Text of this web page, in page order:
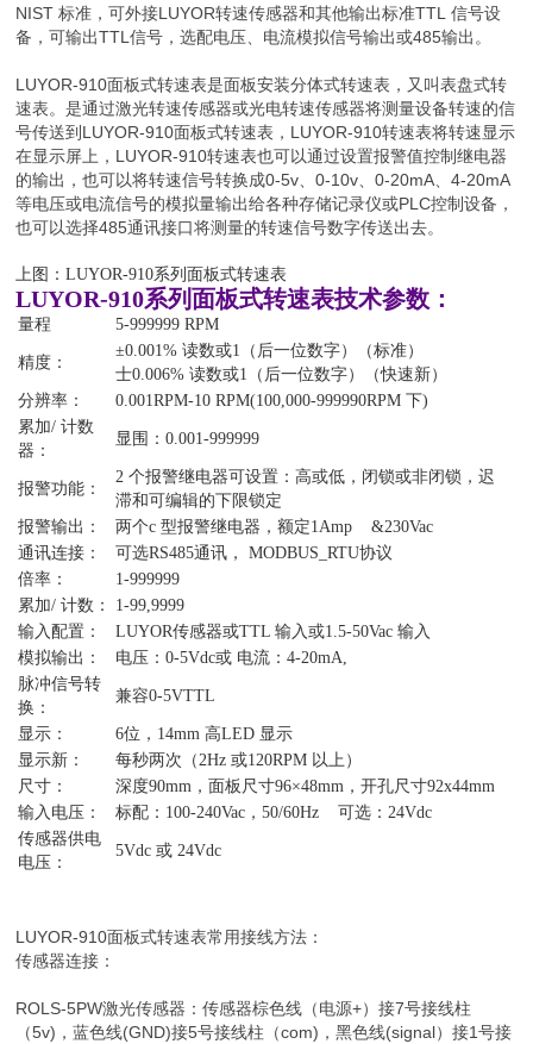
NIST 标准，可外接LUYOR转速传感器和其他输出标准TTL 信号设
备，可输出TTL信号，选配电压、电流模拟信号输出或485输出。
LUYOR-910面板式转速表是面板安装分体式转速表，又叫表盘式转
速表。是通过激光转速传感器或光电转速传感器将测量设备转速的信
号传送到LUYOR-910面板式转速表，LUYOR-910转速表将转速显示
在显示屏上，LUYOR-910转速表也可以通过设置报警值控制继电器
的输出，也可以将转速信号转换成0-5v、0-10v、0-20mA、4-20mA
等电压或电流信号的模拟量输出给各种存储记录仪或PLC控制设备，
也可以选择485通讯接口将测量的转速信号数字传送出去。
上图：LUYOR-910系列面板式转速表
LUYOR-910系列面板式转速表技术参数：
量程 5-999999 RPM
精度：
±0.001% 读数或1（后一位数字）（标准）
士0.006% 读数或1（后一位数字）（快速新）
分辨率：
0.001RPM-10 RPM(100,000-999990RPM 下)
累加/ 计数
器：
显围：0.001-999999
报警功能：
2 个报警继电器可设置：高或低，闭锁或非闭锁，迟
滞和可编辑的下限锁定
报警输出：
两个c 型报警继电器，额定1Amp &230Vac
通讯连接：
可选RS485通讯， MODBUS_RTU协议
倍率：
1-999999
累加/ 计数：
1-99,9999
输入配置：
LUYOR传感器或TTL 输入或1.5-50Vac 输入
模拟输出：
电压：0-5Vdc或 电流：4-20mA,
脉冲信号转
换：
兼容0-5VTTL
显示：
6位，14mm 高LED 显示
显示新：
每秒两次（2Hz 或120RPM 以上）
尺寸：
深度90mm，面板尺寸96×48mm，开孔尺寸92x44mm
输入电压：
标配：100-240Vac，50/60Hz 可选：24Vdc
传感器供电
电压：
5Vdc 或 24Vdc
LUYOR-910面板式转速表常用接线方法：
传感器连接：
ROLS-5PW激光传感器：传感器棕色线（电源+）接7号接线柱
（5v)，蓝色线(GND)接5号接线柱（com)，黑色线(signal）接1号接